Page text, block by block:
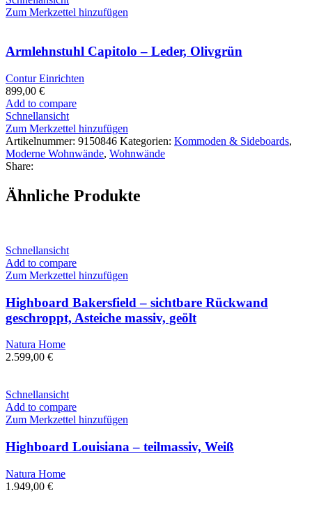
Zum Merkzettel hinzufügen
Armlehnstuhl Capitolo – Leder, Olivgrün
Contur Einrichten
899,00 €
Add to compare
Schnellansicht
Zum Merkzettel hinzufügen
Artikelnummer: 9150846 Kategorien: Kommoden & Sideboards,
Moderne Wohnwände, Wohnwände
Share:
Ähnliche Produkte
Schnellansicht
Add to compare
Zum Merkzettel hinzufügen
Highboard Bakersfield – sichtbare Rückwand
geschroppt, Asteiche massiv, geölt
Natura Home
2.599,00 €
Schnellansicht
Add to compare
Zum Merkzettel hinzufügen
Highboard Louisiana – teilmassiv, Weiß
Natura Home
1.949,00 €